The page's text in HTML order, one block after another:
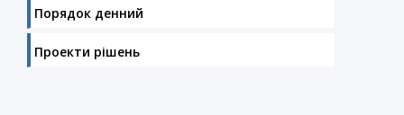
Порядок денний
Проекти рішень